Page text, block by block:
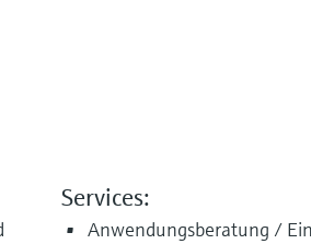
Services:
Anwendungsberatung /